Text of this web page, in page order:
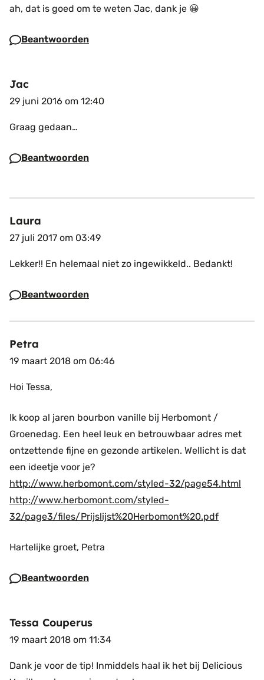
ah, dat is goed om te weten Jac, dank je 😀
Beantwoorden
Jac
29 juni 2016 om 12:40
Graag gedaan…
Beantwoorden
Laura
27 juli 2017 om 03:49
Lekker!! En helemaal niet zo ingewikkeld.. Bedankt!
Beantwoorden
Petra
19 maart 2018 om 06:46
Hoi Tessa,
Ik koop al jaren bourbon vanille bij Herbomont /
Groenedag. Een heel leuk en betrouwbaar adres met
ontzettende fijne en gezonde artikelen. Wellicht is dat
een ideetje voor je?
http://www.herbomont.com/styled-32/page54.html
http://www.herbomont.com/styled-
32/page3/files/Prijslijst%20Herbomont%20.pdf
Hartelijke groet, Petra
Beantwoorden
Tessa Couperus
19 maart 2018 om 11:34
Dank je voor de tip! Inmiddels haal ik het bij Delicious